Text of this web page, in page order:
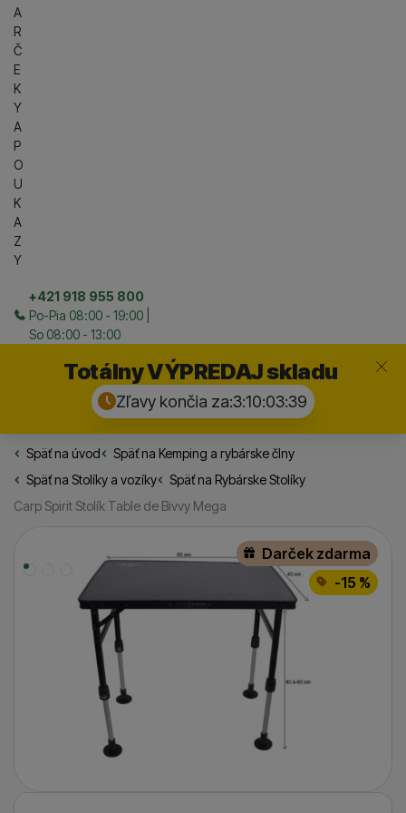
A
R
Č
E
K
Y
A
P
O
U
K
A
Z
Y
+421 918 955 800
Po-Pia 08:00 - 19:00 |
So 08:00 - 13:00
Totálny VÝPREDAJ skladu
Zľavy končia za:3:10:03:38
Zavrieť
Späť na úvodRybarske.sk
Späť na Kemping a rybárske člny
Späť na Stolíky a vozíky Späť na Rybárske Stolíky
Carp Spirit Stolík Table de Bivvy Mega
Darček zdarma
-15 %